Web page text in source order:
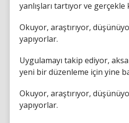
yanlışları tartıyor ve gerçekle
Okuyor, araştırıyor,
yapıyorlar.
Uygulamayı takip ediyor,
yeni bir düzenleme için yine
Okuyor, araştırıyor,
yapıyorlar.